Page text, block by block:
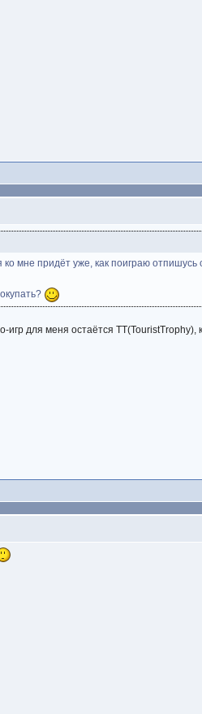
мне придёт уже, как поиграю
для меня остаётся